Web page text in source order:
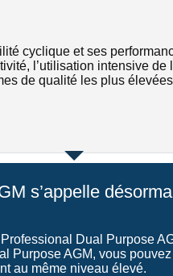
cyclique et ses
l’utilisation intensive
de qualité les plus
s’appelle
Dual Purpose
Purpose AGM, vous
au même niveau élevé.